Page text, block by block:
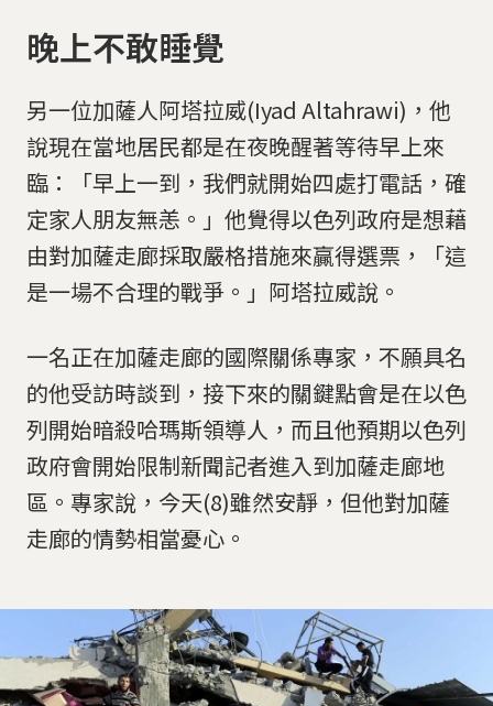
晚上不敢睡覺
另一位加薩人阿塔拉威(Iyad Altahrawi)，他
說現在當地居民都是在夜晚醒著等待早上來
臨：「早上一到，我們就開始四處打電話，確
定家人朋友無恙。」他覺得以色列政府是想藉
由對加薩走廊採取嚴格措施來贏得選票，「這
是一場不合理的戰爭。」阿塔拉威說。
一名正在加薩走廊的國際關係專家，不願具名
的他受訪時談到，接下來的關鍵點會是在以色
列開始暗殺哈瑪斯領導人，而且他預期以色列
政府會開始限制新聞記者進入到加薩走廊地
區。專家說，今天(8)雖然安靜，但他對加薩
走廊的情勢相當憂心。